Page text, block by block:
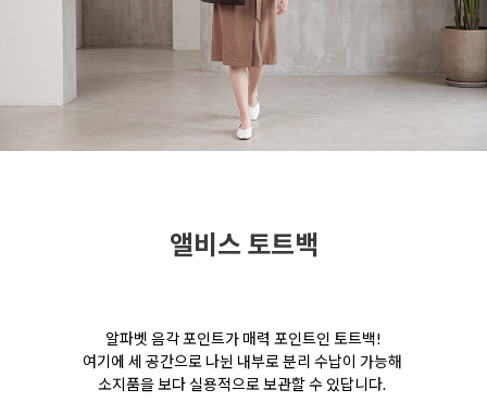
앨비스 토트백
알파벳 음각 포인트가 매력 포인트인 토트백!
여기에 세 공간으로 나뉜 내부로 분리 수납이 가능해
소지품을보다 실용적으로 보관할 수 있답니다.